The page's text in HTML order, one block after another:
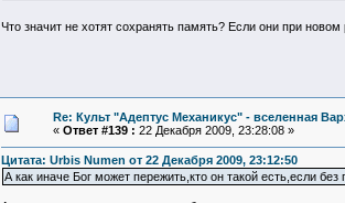
Что значит не хотят сохранять память? Если они при
Re: Культ "Адептус Механикус" - вселенная
« Ответ #139 : 22 Декабря 2009, 23:28:08 »
Цитата: Urbis Numen от 22 Декабря 2009, 23:12:50
А как иначе Бог может пережить,кто он такой есть,если